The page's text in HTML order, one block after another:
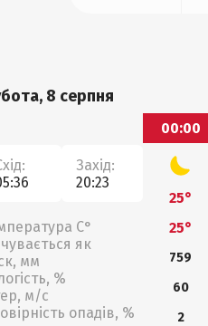
8 серпня
Захід:
20:23
С°
як
мм
%
м/с
опадів, %
00:00
25°
25°
759
60
2